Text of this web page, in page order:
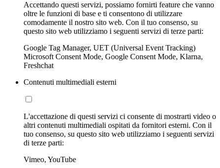
Accettando questi servizi, possiamo fornirti feature che vanno
oltre le funzioni di base e ti consentono di utilizzare
comodamente il nostro sito web. Con il tuo consenso, su
questo sito web utilizziamo i seguenti servizi di terze parti:
Google Tag Manager, UET (Universal Event Tracking)
Microsoft Consent Mode, Google Consent Mode, Klarna,
Freshchat
Contenuti multimediali esterni
L'accettazione di questi servizi ci consente di mostrarti video o
altri contenuti multimediali ospitati da fornitori esterni. Con il
tuo consenso, su questo sito web utilizziamo i seguenti servizi
di terze parti:
Vimeo, YouTube